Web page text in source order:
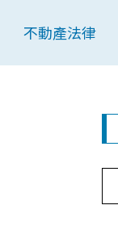
不動產法律